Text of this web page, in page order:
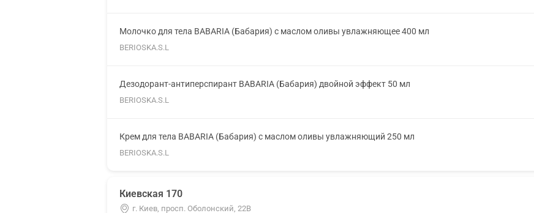
Молочко для тела BABARIA (Бабария) с маслом оливы увлажняющее 400 мл
BERIOSKA.S.L
Дезодорант-антиперспирант BABARIA (Бабария) двойной эффект 50 мл
BERIOSKA.S.L
Крем для тела BABARIA (Бабария) с маслом оливы увлажняющий 250 мл
BERIOSKA.S.L
Киевская 170
г. Киев, просп. Оболонский, 22В